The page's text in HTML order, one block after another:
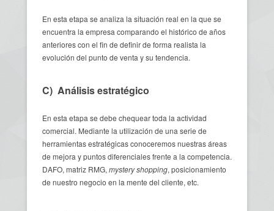
En esta etapa se analiza la situación real en la que se
encuentra la empresa comparando el histórico de años
anteriores con el fin de definir de forma realista la
evolución del punto de venta y su tendencia.
C) Análisis estratégico
En esta etapa se debe chequear toda la actividad
comercial. Mediante la utilización de una serie de
herramientas estratégicas conoceremos nuestras áreas
de mejora y puntos diferenciales frente a la competencia.
DAFO, matriz RMG, mystery shopping, posicionamiento
de nuestro negocio en la mente del cliente, etc.